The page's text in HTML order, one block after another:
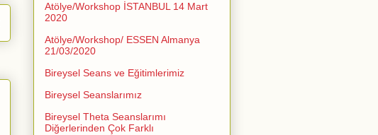
Atölye/Workshop İSTANBUL 14 Mart
2020
Atölye/Workshop/ ESSEN Almanya
21/03/2020
Bireysel Seans ve Eğitimlerimiz
Bireysel Seanslarımız
Bireysel Theta Seanslarımı
Diğerlerinden Çok Farklı